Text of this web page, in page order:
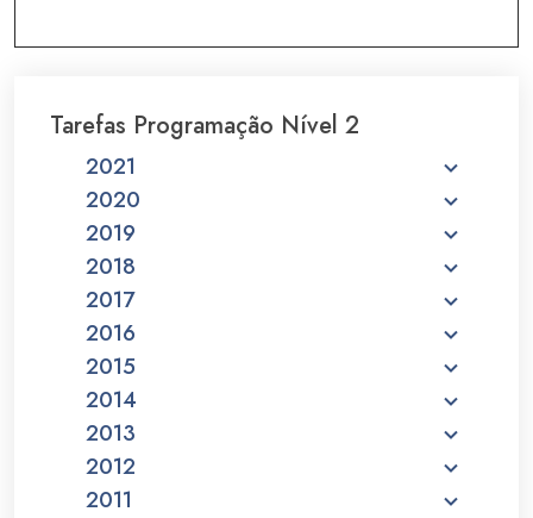
Tarefas Programação Nível 2
2021
2020
2019
2018
2017
2016
2015
2014
2013
2012
2011